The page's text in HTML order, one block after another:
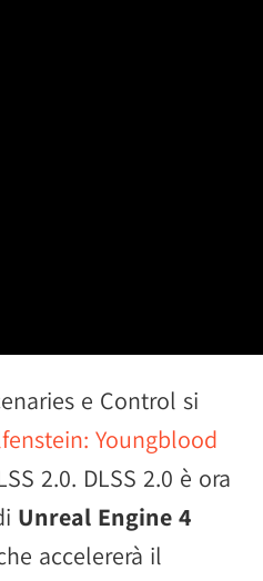
e Control si
Youngblood
2.0. DLSS 2.0 è ora
Unreal Engine 4
accelererà il